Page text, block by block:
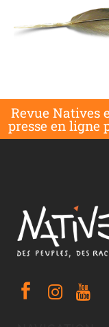
Revue Natives
presse en ligne